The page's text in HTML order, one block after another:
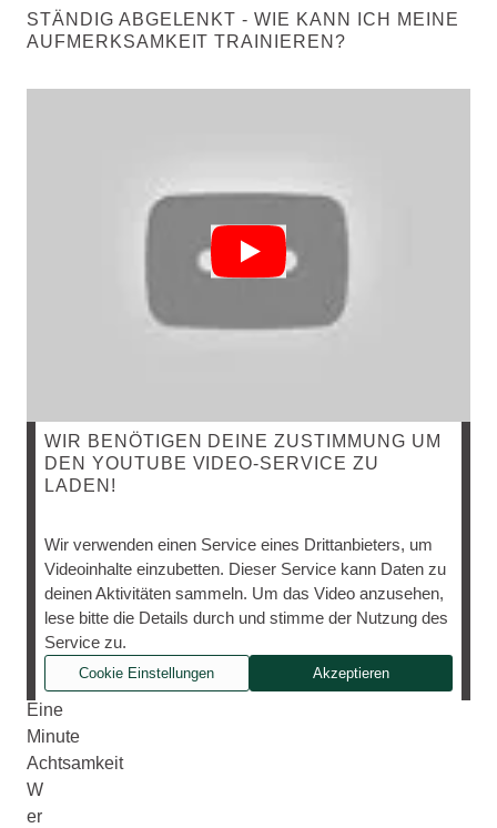
STÄNDIG ABGELENKT - WIE KANN ICH MEINE
AUFMERKSAMKEIT TRAINIEREN?
WIR BENÖTIGEN DEINE ZUSTIMMUNG UM
DEN YOUTUBE VIDEO-SERVICE ZU
LADEN!
Wir verwenden einen Service eines Drittanbieters, um
Videoinhalte einzubetten. Dieser Service kann Daten zu
deinen Aktivitäten sammeln. Um das Video anzusehen,
lese bitte die Details durch und stimme der Nutzung des
Service zu.
Cookie Einstellungen Akzeptieren
Meyer
gibt
Antworten
Folge
Eine
Minute
Achtsamkeit
W
er